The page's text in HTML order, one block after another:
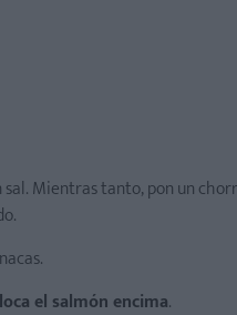
Mientras tanto, pon un
el salmón encima.